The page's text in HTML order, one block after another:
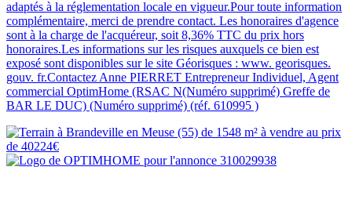
adaptés à la réglementation locale en vigueur.Pour toute information
complémentaire, merci de prendre contact. Les honoraires d'agence
sont à la charge de l'acquéreur, soit 8,36% TTC du prix hors
honoraires.Les informations sur les risques auxquels ce bien est
exposé sont disponibles sur le site Géorisques : www. georisques.
gouv. fr.Contactez Anne PIERRET Entrepreneur Individuel, Agent
commercial OptimHome (RSAC N(Numéro supprimé) Greffe de
BAR LE DUC) (Numéro supprimé) (réf. 610995 )